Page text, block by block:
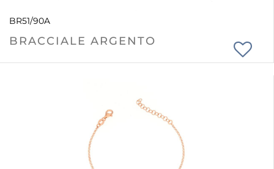
BR51/90A
BRACCIALE ARGENTO